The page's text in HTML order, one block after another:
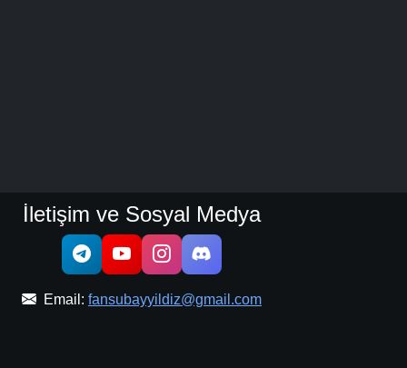
İletişim ve Sosyal Medya
Email: fansubayyildiz@gmail.com